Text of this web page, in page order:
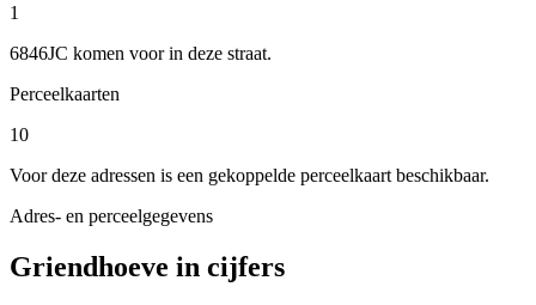
1
6846JC komen voor in deze straat.
Perceelkaarten
10
Voor deze adressen is een gekoppelde perceelkaart beschikbaar.
Adres- en perceelgegevens
Griendhoeve in cijfers